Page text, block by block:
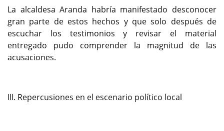
La alcaldesa Aranda habría manifestado desconocer
gran parte de estos hechos y que solo después de
escuchar los testimonios y revisar el material
entregado pudo comprender la magnitud de las
acusaciones.
III. Repercusiones en el escenario político local